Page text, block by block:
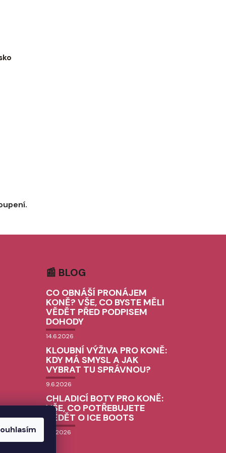
📰 BLOG
CO OBNÁŠÍ PRONÁJEM
KONĚ? VŠE, CO BYSTE MĚLI
VĚDĚT PŘED PODPISEM
DOHODY
14.6.2026
KLOUBNÍ VÝŽIVA PRO KONĚ:
KDY MÁ SMYSL A JAK
VYBRAT TU SPRÁVNOU?
9.6.2026
CHLADICÍ BOTY PRO KONĚ:
VŠE, CO POTŘEBUJETE
VĚDĚT O ICE BOOTS
3.6.2026